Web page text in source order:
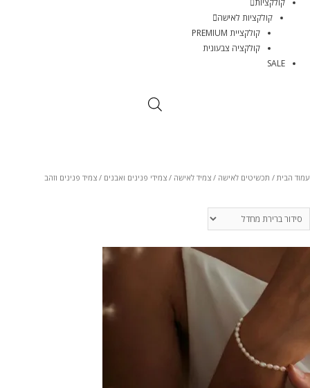
קולקציות
קולקציות לאישה
קולקציית PREMIUM
קולקציה צבעונית
SALE
עמוד הבית / תכשיטים לאישה / צמיד לאישה / צמידי פנינים ואבנים / צמיד פנינים וזהב